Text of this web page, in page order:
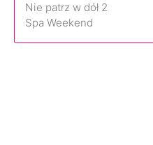
Nie patrz w dół 2
Spa Weekend